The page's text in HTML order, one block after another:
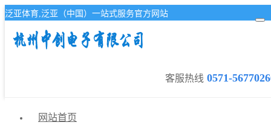
泛亚体育,泛亚（中国）一站式服务官方网站
客服热线 0571-
网站首页